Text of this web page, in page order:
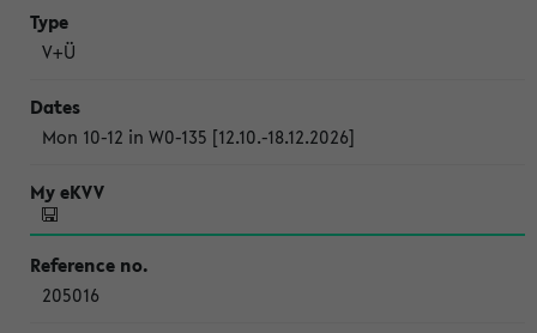
V+Ü
Mon 10-12 in W0-135 [12.10.-18.12.2026]
205016